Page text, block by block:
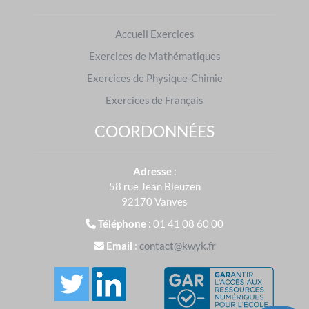
propriétés et définitions n'aient plus aucun secret
réalisés surKwyken Mathématiques.
examens
Brevet des collèges|Baccalauréat
S'entraîner dans d'autres matières
Français
Physique-Chimie
Accueil Exercices
Exercices de Mathématiques
Exercices de Physique-Chimie
Exercices de Français
COORDONNÉES
Adresse :
58 rue Jean Bleuzen
92170 Vanves
Téléphone : 01 41 08 60 00
Email : contact@kwyk.fr